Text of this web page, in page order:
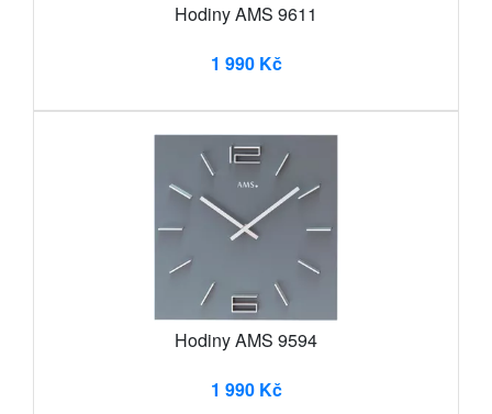
Hodiny AMS 9611
1 990 Kč
Hodiny AMS 9594
1 990 Kč